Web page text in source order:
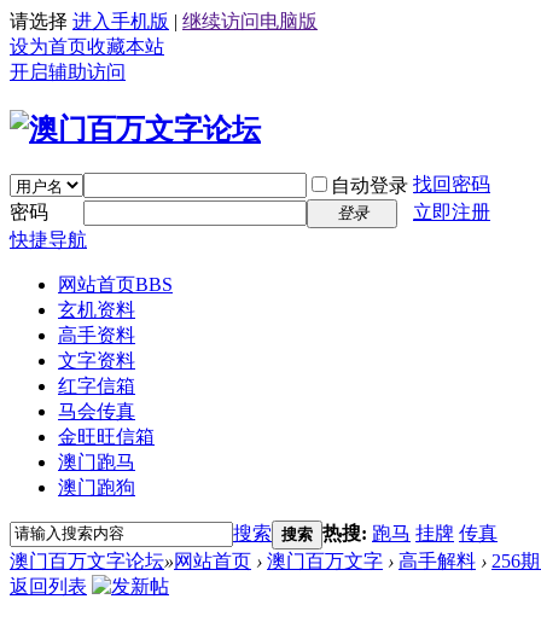
请选择 进入手机版 | 继续访问电脑版
设为首页收藏本站
开启辅助访问
自动登录 找回密码
密码
登录
立即注册
快捷导航
网站首页BBS
玄机资料
高手资料
文字资料
红字信箱
马会传真
金旺旺信箱
澳门跑马
澳门跑狗
搜索 搜索 热搜: 跑马 挂牌 传真
澳门百万文字论坛»网站首页 › 澳门百万文字 › 高手解料 › 256
返回列表